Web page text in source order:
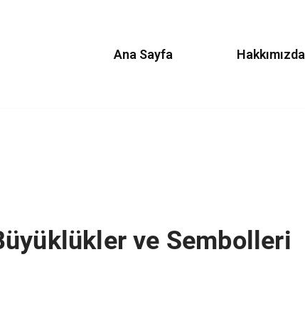
Ana Sayfa Hakkımızda
ve Sembolleri